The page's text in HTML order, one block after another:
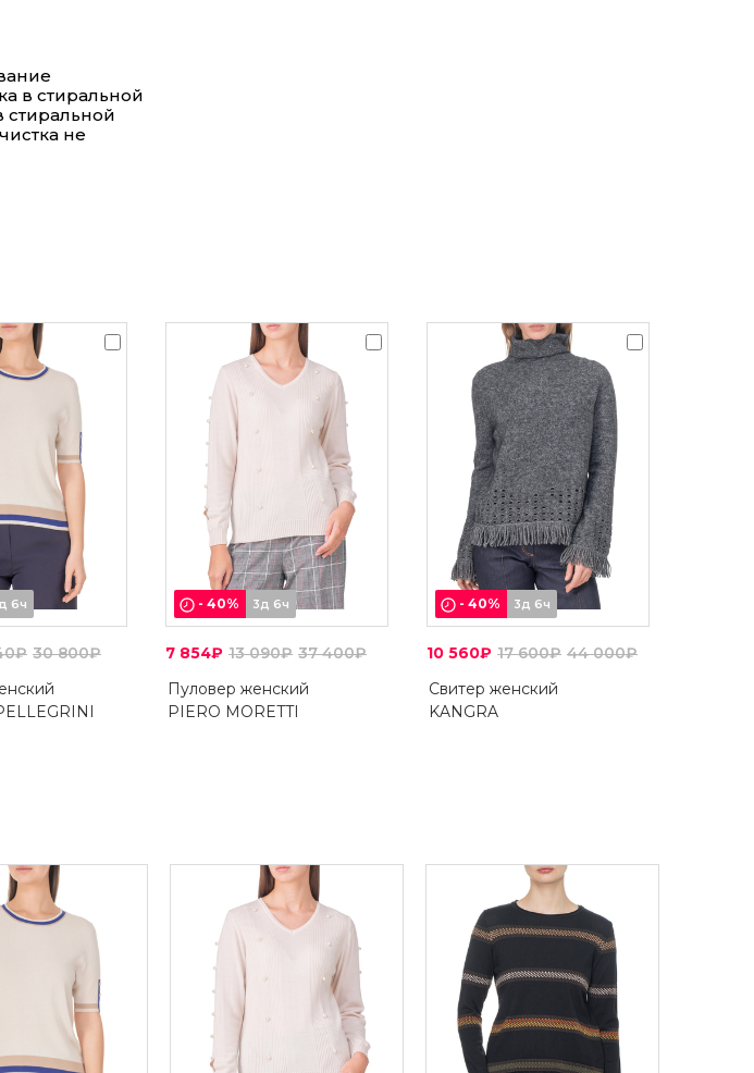
в стиральной
не
6ч
30 800₽
- 40% 3д 6ч
7 854₽ 13 090₽ 37 400₽
Пуловер женский
PIERO MORETTI
- 40% 3д 6ч
10 560₽ 17 600₽ 44 000₽
Свитер женский
KANGRA